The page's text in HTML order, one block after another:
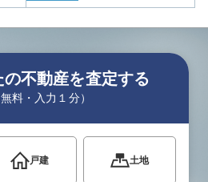
不動産を査定する
無料・入力１分）
戸建 土地